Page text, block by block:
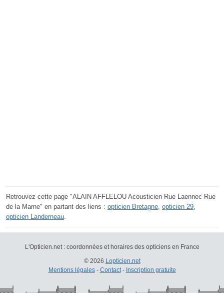
Retrouvez cette page "ALAIN AFFLELOU Acousticien Rue Laennec Rue
de la Marne" en partant des liens : opticien Bretagne, opticien 29,
opticien Landerneau.
L'Opticien.net : coordonnées et horaires des opticiens en France
© 2026 Lopticien.net
Mentions légales- Contact- Inscription gratuite